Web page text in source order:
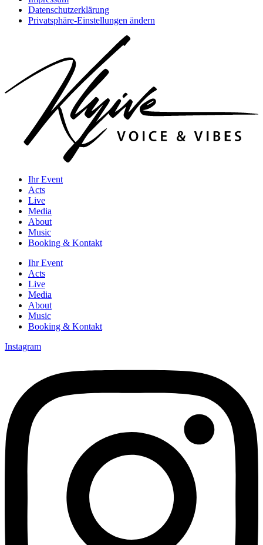
Datenschutzerklärung
Privatsphäre-Einstellungen ändern
Ihr Event
Acts
Live
Media
About
Music
Booking & Kontakt
Ihr Event
Acts
Live
Media
About
Music
Booking & Kontakt
Instagram